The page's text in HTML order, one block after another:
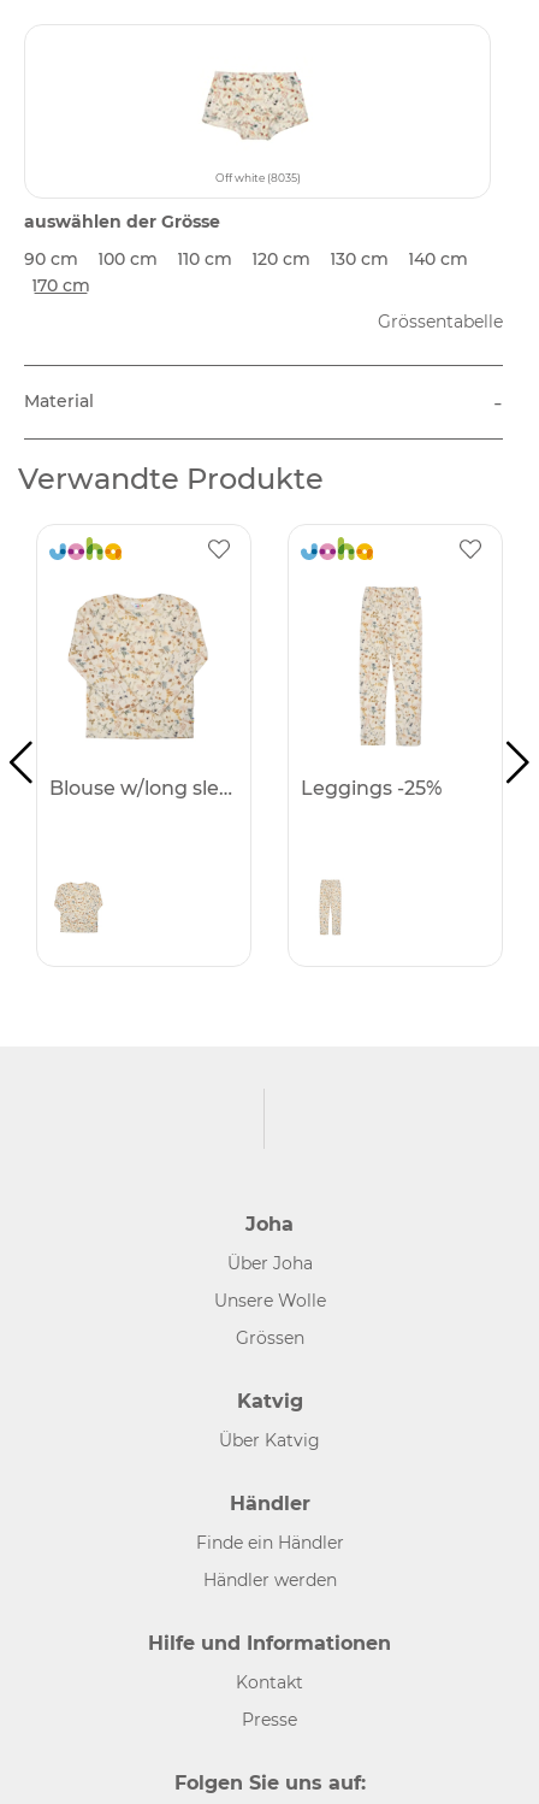
Off white (8035)
auswählen der Grösse
90 cm
100 cm 110 cm 120 cm 130 cm
140 cm
170 cm
Grössentabelle
Material -
Verwandte Produkte
Blouse w/long sleeves -25% Leggings -25%
Joha
Über Joha
Unsere Wolle
Grössen
Katvig
Über Katvig
Händler
Finde ein Händler
Händler werden
Hilfe und Informationen
Kontakt
Presse
Folgen Sie uns auf: